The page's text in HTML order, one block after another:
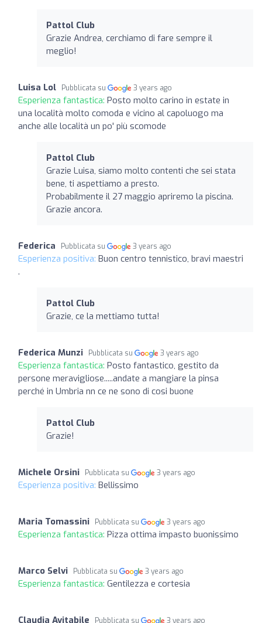
Pattol Club
Grazie Andrea, cerchiamo di fare sempre il
meglio!
Luisa Lol Pubblicata su 3 years ago
Esperienza fantastica: Posto molto carino in estate in
una località molto comoda e vicino al capoluogo ma
anche alle località un po' più scomode
Pattol Club
Grazie Luisa, siamo molto contenti che sei stata
bene, ti aspettiamo a presto.
Probabilmente il 27 maggio apriremo la piscina.
Grazie ancora.
Federica Pubblicata su 3 years ago
Esperienza positiva: Buon centro tennistico, bravi maestri
.
Pattol Club
Grazie, ce la mettiamo tutta!
Federica Munzi Pubblicata su 3 years ago
Esperienza fantastica: Posto fantastico, gestito da
persone meravigliose.....andate a mangiare la pinsa
perché in Umbria nn ce ne sono di cosi buone
Pattol Club
Grazie!
Michele Orsini Pubblicata su 3 years ago
Esperienza positiva: Bellissimo
Maria Tomassini Pubblicata su 3 years ago
Esperienza fantastica: Pizza ottima impasto buonissimo
Marco Selvi Pubblicata su 3 years ago
Esperienza fantastica: Gentilezza e cortesia
Claudia Avitabile Pubblicata su 3 years ago